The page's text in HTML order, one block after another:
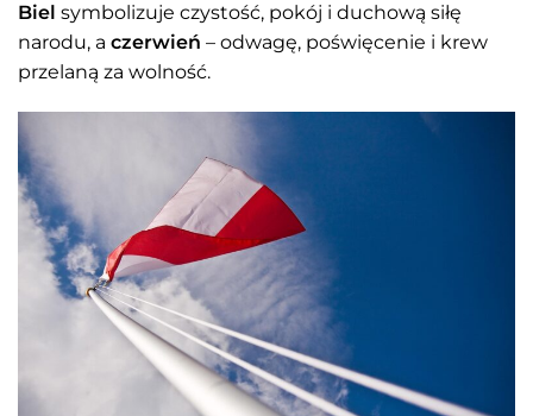
Biel symbolizuje czystość, pokój i duchową siłę
narodu, a czerwień – odwagę, poświęcenie i krew
przelaną za wolność.